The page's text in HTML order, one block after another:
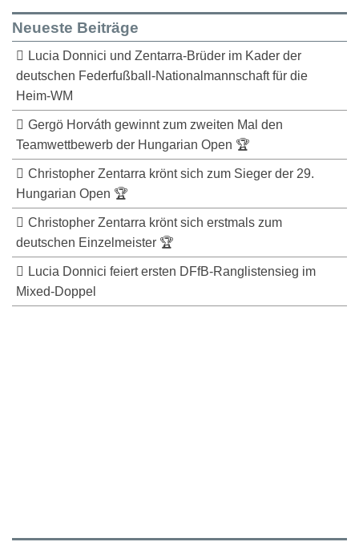
Neueste Beiträge
Lucia Donnici und Zentarra-Brüder im Kader der
deutschen Federfußball-Nationalmannschaft für die
Heim-WM
Gergö Horváth gewinnt zum zweiten Mal den
Teamwettbewerb der Hungarian Open 🏆
Christopher Zentarra krönt sich zum Sieger der 29.
Hungarian Open 🏆
Christopher Zentarra krönt sich erstmals zum
deutschen Einzelmeister 🏆
Lucia Donnici feiert ersten DFfB-Ranglistensieg im
Mixed-Doppel